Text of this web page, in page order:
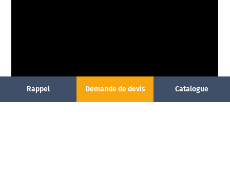
Catalogue
Demande de devis
Rappel